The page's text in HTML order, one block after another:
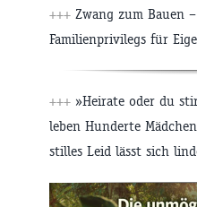
+++ Zwang zum Bauen
Familienprivilegs für
+++ »Heirate oder du
leben Hunderte
stilles Leid lässt sich